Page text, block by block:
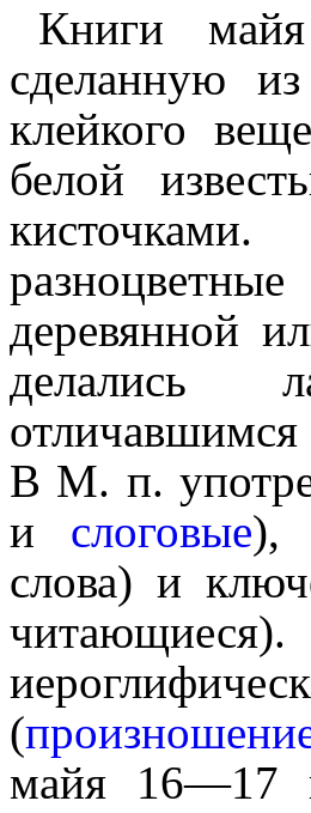
Книги
сделанную
клейкого
белой
деревянной
дела­лись
В М. п.
и слоговые),
слова) и
читающиеся).
(
майя 16—17